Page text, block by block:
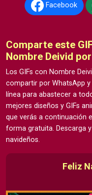
Facebook
Comparte este
Nombre Deivid
Los GIFs con Nombre
compartir por WhatsApp
línea para abastecer a
mejores diseños y GIFs
que verás a continuación
forma gratuita. Descarga
navideños.
Feliz